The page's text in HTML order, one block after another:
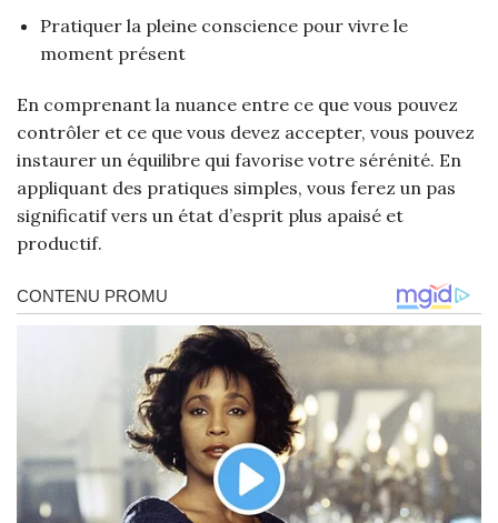
Pratiquer la pleine conscience pour vivre le
moment présent
En comprenant la nuance entre ce que vous pouvez
contrôler et ce que vous devez accepter, vous pouvez
instaurer un équilibre qui favorise votre sérénité. En
appliquant des pratiques simples, vous ferez un pas
significatif vers un état d’esprit plus apaisé et
productif.